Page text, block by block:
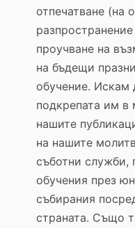
отпечатване (на
проучване на
на бъдещи
обучение. Искам
подкрепата им в
нашите
на нашите
съботни служби,
обучения през
събирания
страната. Също